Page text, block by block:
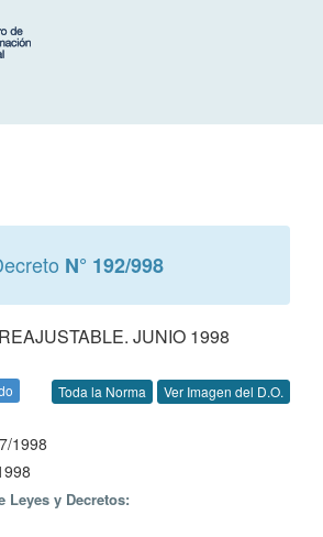
N° 192/998
JUNIO 1998
Toda la Norma Ver Imagen del D.O.
1998
Leyes y Decretos: